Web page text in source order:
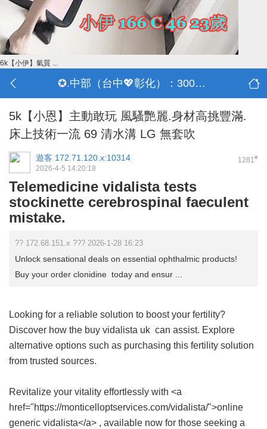
6k【小伊】氣質 ...
✪.中部（台中💖彰化）：3000-30000
5k【小恩】主動敢玩 風騷艷麗.身材高挑豐滿.
床上技術一流 69 清水溝 LG 無套吹
1281#
遊客 172.71.120.x:10314
2026-4-5 14:20:18
Telemedicine vidalista tests
stockinette cerebrospinal faeculent
mistake.
?? 172.68.151.x ??? 2026-1-28 16:23
Unlock sensational deals on essential ophthalmic products!
Buy your order clonidine today and ensur ...
Looking for a reliable solution to boost your fertility?
Discover how the buy vidalista uk can assist. Explore
alternative options such as purchasing this fertility solution
from trusted sources.
Revitalize your vitality effortlessly with <a
href="https://monticelloptservices.com/vidalista/">online
generic vidalista</a> , available now for those seeking a